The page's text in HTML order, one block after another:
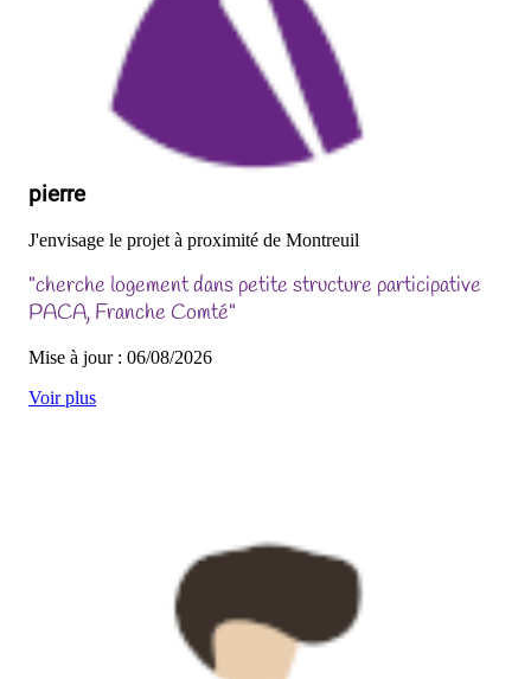
pierre
J'envisage le projet à proximité de Montreuil
"cherche logement dans petite structure participative
PACA, Franche Comté"
Mise à jour : 06/08/2026
Voir plus